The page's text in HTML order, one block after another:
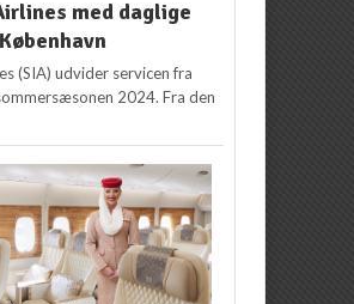
med daglige
(SIA) udvider servicen fra
2024. Fra den